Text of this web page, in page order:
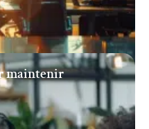
maintenir